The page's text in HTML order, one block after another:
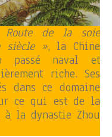
Route de la soie
siècle », la Chine
passé naval et
riche. Ses
dans ce domaine
ce qui est de la
la dynastie Zhou